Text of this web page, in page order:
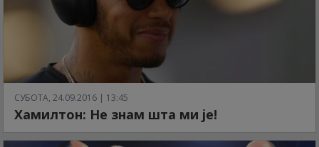
СУБОТА, 24.09.2016 | 13:45
Хамилтон: Не знам шта ми је!